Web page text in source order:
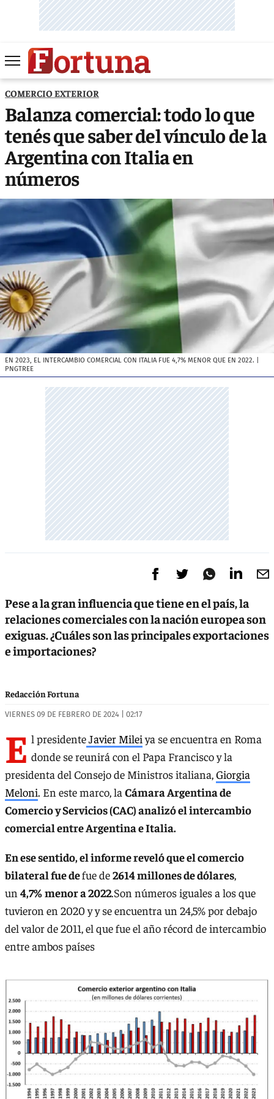
COMERCIO EXTERIOR
Balanza comercial: todo lo que
tenés que saber del vínculo de la
Argentina con Italia en
números
EN 2023, EL INTERCAMBIO COMERCIAL CON ITALIA FUE 4,7% MENOR QUE EN 2022.
PNGTREE
Pese a la gran influencia que tiene en el país, la
relaciones comerciales con la nación europea son
exiguas. ¿Cuáles son las principales exportaciones
e importaciones?
Redacción Fortuna
VIERNES 09 DE FEBRERO DE 2024 | 02:17
E l presidenteJavier Mileiya se encuentra en Roma
donde se reunirá con el Papa Francisco y la
presidenta del Consejo de Ministros italiana,Giorgia
Meloni. En este marco, la Cámara Argentina de
Comercio y Servicios (CAC) analizó el intercambio
comercial entre Argentina e Italia.
En ese sentido, el informe reveló que el comercio
bilateral fue defue de2614 millones de dólares,
un 4,7%menor a 2022.Son números iguales a los que
tuvieron en 2020 y y se encuentra un 24,5% por debajo
del valor de 2011, el que fue el año récord de intercambio
entre ambos países